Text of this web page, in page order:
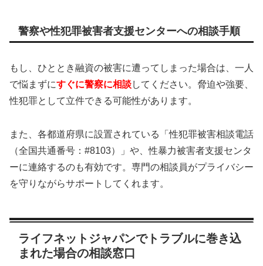
警察や性犯罪被害者支援センターへの相談手順
もし、ひととき融資の被害に遭ってしまった場合は、一人
で悩まずにすぐに警察に相談してください。脅迫や強要、
性犯罪として立件できる可能性があります。
また、各都道府県に設置されている「性犯罪被害相談電話
（全国共通番号：#8103）」や、性暴力被害者支援センタ
ーに連絡するのも有効です。専門の相談員がプライバシー
を守りながらサポートしてくれます。
ライフネットジャパンでトラブルに巻き込
まれた場合の相談窓口